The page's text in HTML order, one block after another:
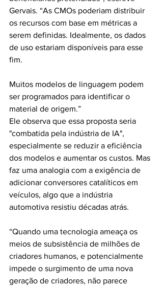
Gervais. “As CMOs poderiam distribuir
os recursos com base em métricas a
serem definidas. Idealmente, os dados
de uso estariam disponíveis para esse
fim.
Muitos modelos de linguagem podem
ser programados para identificar o
material de origem.”
Ele observa que essa proposta seria
"combatida pela indústria de IA",
especialmente se reduzir a eficiência
dos modelos e aumentar os custos. Mas
faz uma analogia com a exigência de
adicionar conversores catalíticos em
veículos, algo que a indústria
automotiva resistiu décadas atrás.
“Quando uma tecnologia ameaça os
meios de subsistência de milhões de
criadores humanos, e potencialmente
impede o surgimento de uma nova
geração de criadores, não parece